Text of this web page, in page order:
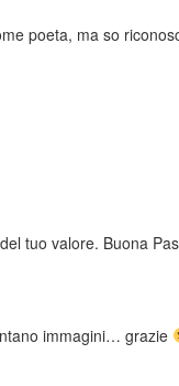
poeta, ma so
tuo valore. Buona
immagini… grazie